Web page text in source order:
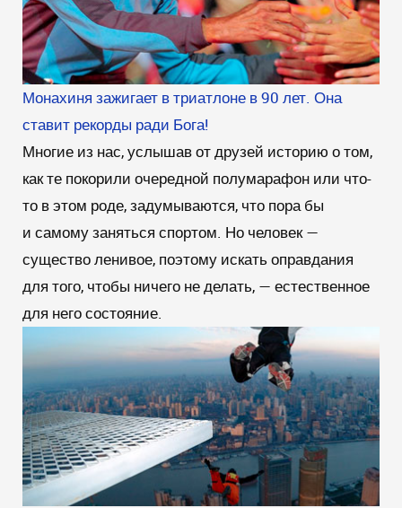
Монахиня зажигает в триатлоне в 90 лет. Она
ставит рекорды ради Бога!
Многие из нас, услышав от друзей историю о том,
как те покорили очередной полумарафон или что-
то в этом роде, задумываются, что пора бы
и самому заняться спортом. Но человек —
существо ленивое, поэтому искать оправдания
для того, чтобы ничего не делать, — естественное
для него состояние.